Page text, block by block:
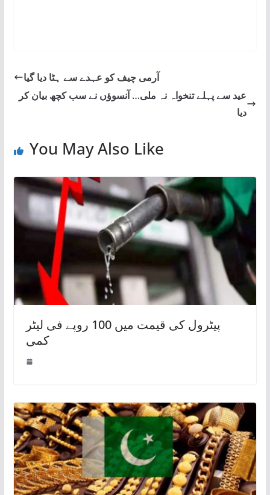
آرمی چیف کو عہدے سے ہٹا دیا گیا
عید سے پہلے تنخواہ نہ ملی… آنسوؤں نے سب کچھ بیان کر
دیا
You May Also Like
پیٹرول کی قیمت میں 100 روپے فی لیٹر
کمی